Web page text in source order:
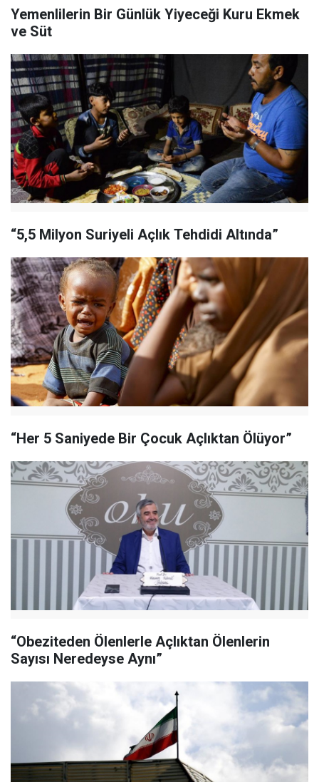
Yemenlilerin Bir Günlük Yiyeceği Kuru Ekmek
ve Süt
“5,5 Milyon Suriyeli Açlık Tehdidi Altında”
“Her 5 Saniyede Bir Çocuk Açlıktan Ölüyor”
“Obeziteden Ölenlerle Açlıktan Ölenlerin
Sayısı Neredeyse Aynı”